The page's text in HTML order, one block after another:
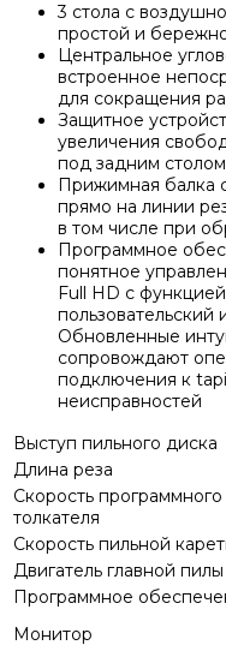
3 стола с
простой и
Центральное
встроенное
для сокращения
Защитное
увеличения
под задним столом
Прижимная балка
прямо на линии
в том числе при
Программное
понятное
Full HD с
Обновленные
сопровождают
подключения к
неисправностей
Выступ пильного диска
Длина реза
Скорость программного
толкателя
Скорость пильной
Двигатель главной пилы
Программное
Монитор